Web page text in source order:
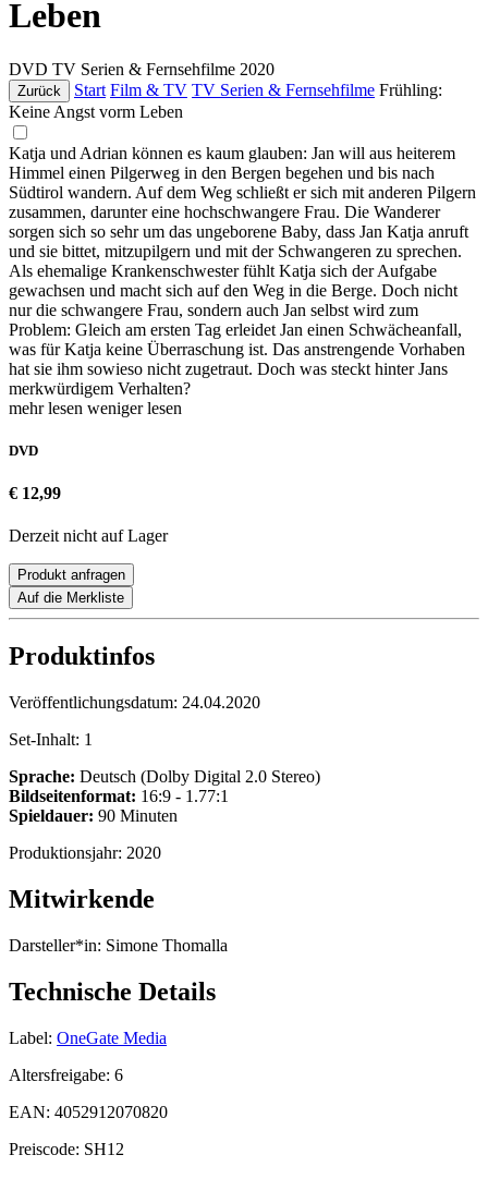
Leben
DVD TV Serien & Fernsehfilme 2020
Zurück Start Film & TV TV Serien & Fernsehfilme Frühling:
Keine Angst vorm Leben
Katja und Adrian können es kaum glauben: Jan will aus heiterem
Himmel einen Pilgerweg in den Bergen begehen und bis nach
Südtirol wandern. Auf dem Weg schließt er sich mit anderen Pilgern
zusammen, darunter eine hochschwangere Frau. Die Wanderer
sorgen sich so sehr um das ungeborene Baby, dass Jan Katja anruft
und sie bittet, mitzupilgern und mit der Schwangeren zu sprechen.
Als ehemalige Krankenschwester fühlt Katja sich der Aufgabe
gewachsen und macht sich auf den Weg in die Berge. Doch nicht
nur die schwangere Frau, sondern auch Jan selbst wird zum
Problem: Gleich am ersten Tag erleidet Jan einen Schwächeanfall,
was für Katja keine Überraschung ist. Das anstrengende Vorhaben
hat sie ihm sowieso nicht zugetraut. Doch was steckt hinter Jans
merkwürdigem Verhalten?
mehr lesen weniger lesen
DVD
€ 12,99
Derzeit nicht auf Lager
Produkt anfragen
Auf die Merkliste
Produktinfos
Veröffentlichungsdatum: 24.04.2020
Set-Inhalt: 1
Sprache: Deutsch (Dolby Digital 2.0 Stereo)
Bildseitenformat: 16:9 - 1.77:1
Spieldauer: 90 Minuten
Produktionsjahr: 2020
Mitwirkende
Darsteller*in: Simone Thomalla
Technische Details
Label: OneGate Media
Altersfreigabe: 6
EAN: 4052912070820
Preiscode: SH12